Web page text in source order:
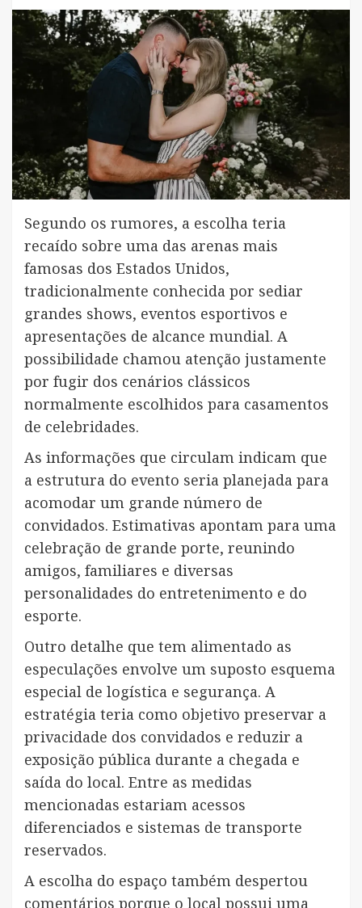
Segundo os rumores, a escolha teria
recaído sobre uma das arenas mais
famosas dos Estados Unidos,
tradicionalmente conhecida por sediar
grandes shows, eventos esportivos e
apresentações de alcance mundial. A
possibilidade chamou atenção justamente
por fugir dos cenários clássicos
normalmente escolhidos para casamentos
de celebridades.
As informações que circulam indicam que
a estrutura do evento seria planejada para
acomodar um grande número de
convidados. Estimativas apontam para uma
celebração de grande porte, reunindo
amigos, familiares e diversas
personalidades do entretenimento e do
esporte.
Outro detalhe que tem alimentado as
especulações envolve um suposto esquema
especial de logística e segurança. A
estratégia teria como objetivo preservar a
privacidade dos convidados e reduzir a
exposição pública durante a chegada e
saída do local. Entre as medidas
mencionadas estariam acessos
diferenciados e sistemas de transporte
reservados.
A escolha do espaço também despertou
comentários porque o local possui uma